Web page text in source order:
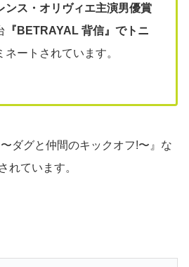
ンス・オリヴィエ主演男優賞
『BETRAYAL 背信』でトニ
ネートされています。
ダグと仲間のキックオフ!〜』な
れています。